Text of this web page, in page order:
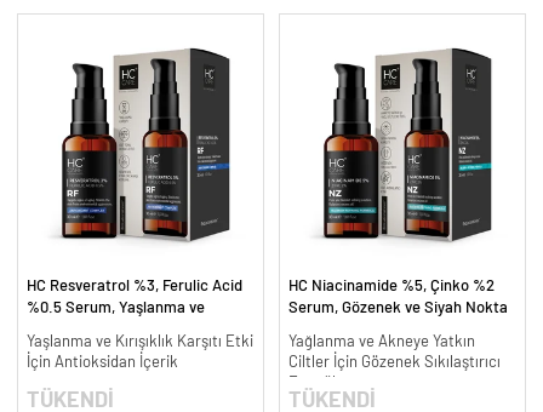
HC Resveratrol %3, Ferulic Acid
%0.5 Serum, Yaşlanma ve
Yaşlanma ve Kırışıklık Karşıtı Etki
İçin Antioksidan İçerik
TÜKENDİ
HC Niacinamide %5, Çinko %2
Serum, Gözenek ve Siyah Nokta
30 ml.
Yağlanma ve Akneye Yatkın
Ciltler İçin Gözenek Sıkılaştırıcı
Formül
TÜKENDİ